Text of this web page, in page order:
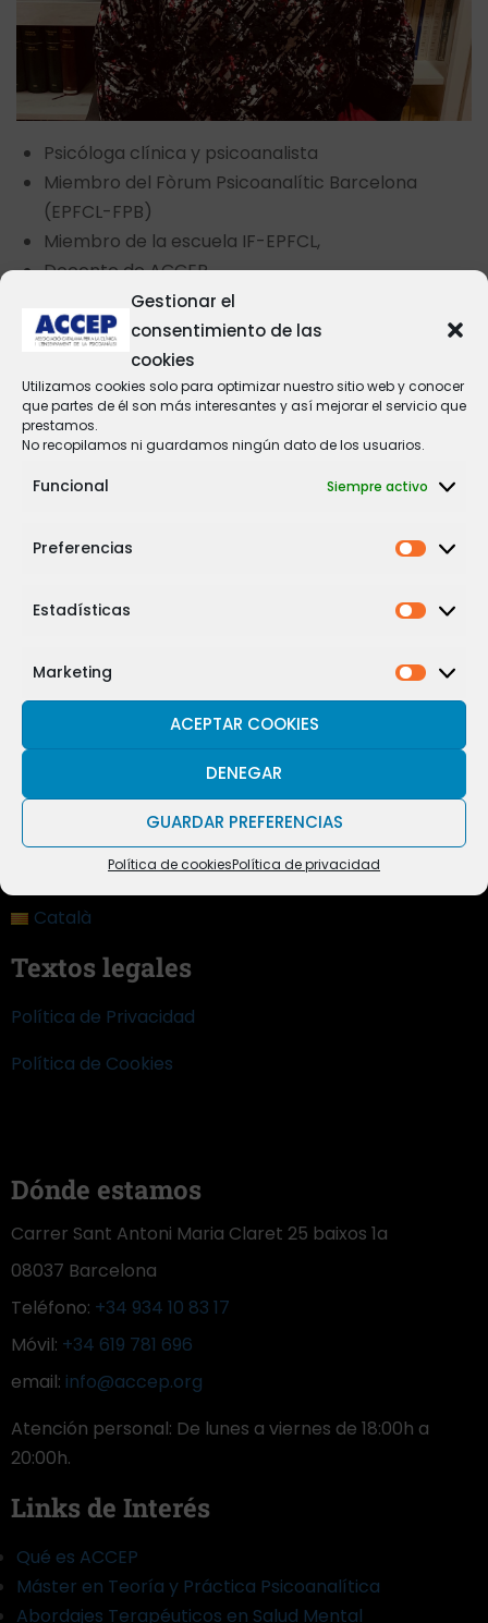
Gestionar el
consentimiento de las
cookies
Utilizamos cookies solo para optimizar nuestro sitio web y conocer
que partes de él son más interesantes y así mejorar el servicio que
prestamos.
No recopilamos ni guardamos ningún dato de los usuarios.
Funcional Siempre activo
Preferencias
Estadísticas
Marketing
ACEPTAR COOKIES
DENEGAR
GUARDAR PREFERENCIAS
Política de cookiesPolítica de privacidad
Psicóloga clínica y psicoanalista
Miembro del Fòrum Psicoanalític Barcelona
(EPFCL-FPB)
Miembro de la escuela IF-EPFCL,
Docente de ACCEP
Ex-Psicologa en el centro de planificación familiar
de Vilanova y la Geltrú
Co-fundadora de varios espacios familiares en
Catalunya desde 1995. «La casa oberta», «l’espai
de mar», «La caseta de ribes» y la «caseta de
roquetes».
Miembro del grupo europeo internacional de
Dirección de email:
matilde.pelegri@gmail.com
Català
Textos legales
Política de Privacidad
Política de Cookies
Dónde estamos
Carrer Sant Antoni Maria Claret 25 baixos 1a
08037 Barcelona
Teléfono: +34 934 10 83 17
Móvil: +34 619 781 696
email: info@accep.org
Atención personal: De lunes a viernes de 18:00h a
20:00h.
Links de Interés
Qué es ACCEP
Máster en Teoría y Práctica Psicoanalítica
Abordajes Terapéuticos en Salud Mental